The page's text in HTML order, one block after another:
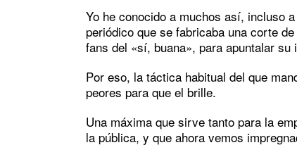
Yo he conocido a muchos así, incluso
periódico que se fabricaba una corte de
fans del «sí, buana», para apuntalar su
Por eso, la táctica habitual del que
peores para que el brille.
Una máxima que sirve tanto para la
la pública, y que ahora vemos